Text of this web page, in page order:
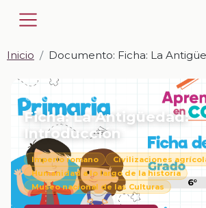
Inicio Documento: Ficha: La
📎 DOCUMENTO · DOCX
Ficha: La Antigüedad:
Introducción
Imperio romano
Civilizaciones
Humanidad a lo largo de la historia
Museo nacional de las Culturas